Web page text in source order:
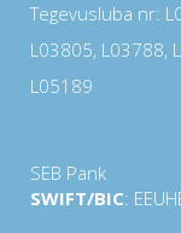
Tegevusluba nr:
L03805, L03788,
L05189
SEB Pank
SWIFT/BIC: